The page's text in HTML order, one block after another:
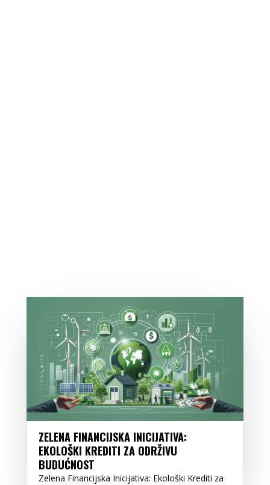
ZELENA FINANCIJSKA INICIJATIVA:
EKOLOŠKI KREDITI ZA ODRŽIVU
BUDUĆNOST
Zelena Financijska Inicijativa: Ekološki Krediti za